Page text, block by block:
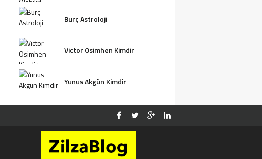
Burç Astroloji
Victor Osimhen Kimdir
Yunus Akgün Kimdir